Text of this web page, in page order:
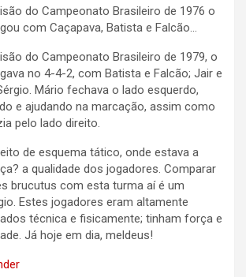
do Campeonato Brasileiro de 1976 o
com Caçapava, Batista e Falcão…
do Campeonato Brasileiro de 1979, o
no 4-4-2, com Batista e Falcão; Jair e
Mário fechava o lado esquerdo,
e ajudando na marcação, assim como
pelo lado direito.
de esquema tático, onde estava a
a qualidade dos jogadores. Comparar
brucutus com esta turma aí é um
Estes jogadores eram altamente
técnica e fisicamente; tinham força e
Já hoje em dia, meldeus!